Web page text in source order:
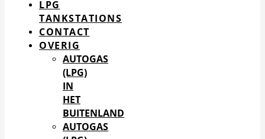
LPG
TANKSTATIONS
CONTACT
OVERIG
AUTOGAS
(LPG)
IN
HET
BUITENLAND
AUTOGAS